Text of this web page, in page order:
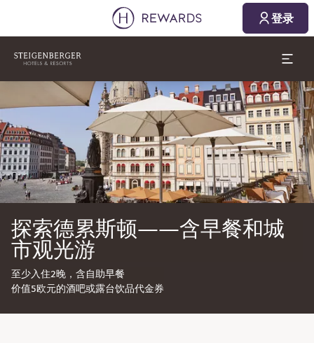
登录
幻灯片1 of1
探索德累斯顿——含早餐和城
市观光游
至少入住2晚，含自助早餐
价值5欧元的酒吧或露台饮品代金券